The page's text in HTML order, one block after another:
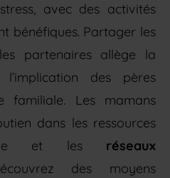
avec des activités
bénéfiques. Partager les
partenaires allège la
des pères
familiale. Les mamans
dans les ressources
et les réseaux
des moyens